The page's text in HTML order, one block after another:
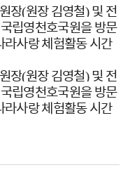
장(원장 김영철) 및 전
립영천호국원을 방문
라사랑 체험활동 시간
장(원장 김영철) 및 전
립영천호국원을 방문
라사랑 체험활동 시간